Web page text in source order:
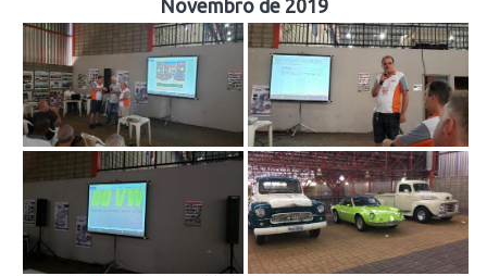
Novembro de 2019